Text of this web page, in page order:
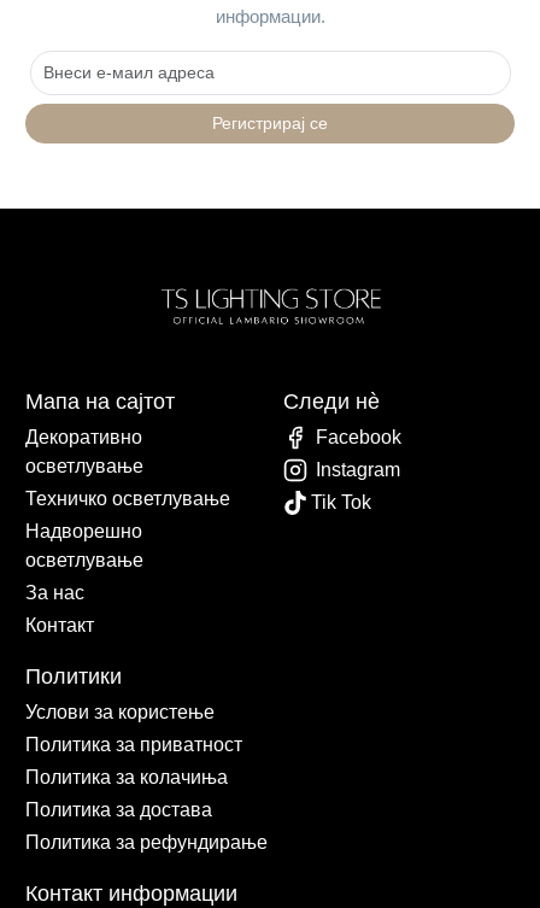
информации.
Регистрирај се
Мапа на сајтот
Декоративно
осветлување
Техничко осветлување
Надворешно
осветлување
За нас
Контакт
Политики
Услови за користење
Политика за приватност
Политика за колачиња
Политика за достава
Политика за рефундирање
Контакт информации
Следи нè
Facebook
Instagram
Tik Tok